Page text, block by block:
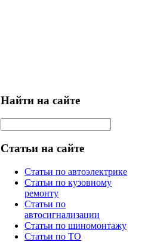
Найти на сайте
Статьи на сайте
Статьи по автоэлектрике
Статьи по кузовному
ремонту
Статьи по
автосигнализации
Статьи по шиномонтажу
Статьи по ТО